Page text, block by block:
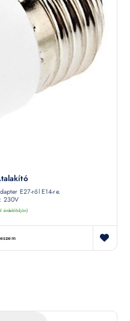
E27-ről E14-re.
230V
érdeklődjön)